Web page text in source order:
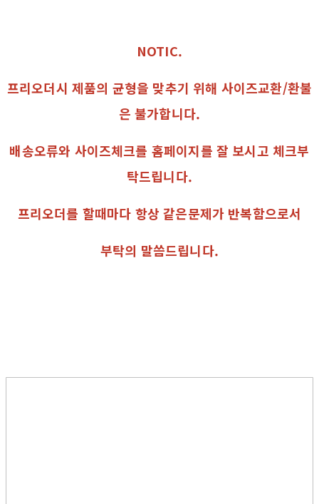
NOTIC.
프리오더시 제품의 균형을 맞추기 위해 사이즈교환/환불
은 불가합니다.
배송오류와 사이즈체크를 홈페이지를 잘 보시고 체크부
탁드립니다.
프리오더를 할때마다 항상 같은문제가 반복함으로서
부탁의 말씀드립니다.